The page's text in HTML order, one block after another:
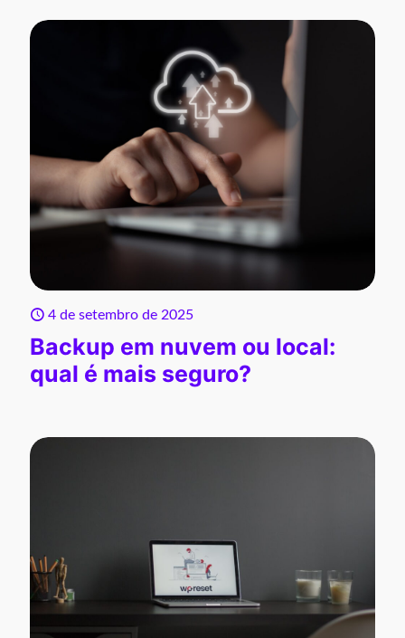
4 de setembro de 2025
Backup em nuvem ou local:
qual é mais seguro?